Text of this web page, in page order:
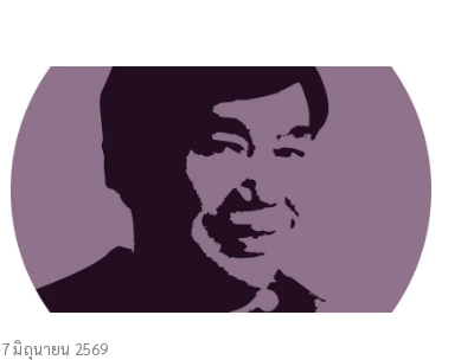
7 มิถุนายน 2569